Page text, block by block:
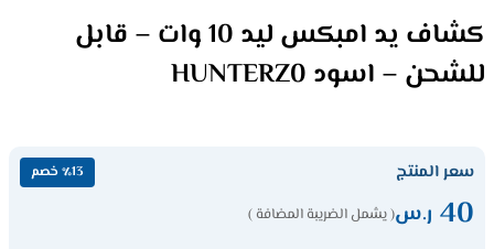
كشاف يد امبكس ليد 10 وات – قابل
للشحن – اسود HUNTERZ0
سعر المنتج ٪13 خصم
40 ر.س( يشمل الضريبة المضافة )